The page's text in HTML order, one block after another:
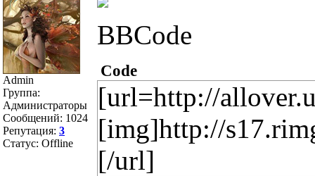
Admin
Группа:
Администраторы
Сообщений: 1024
Репутация: 3
Статус: Offline
BBCode
Code
[url=http://
[img]http://
[/url]